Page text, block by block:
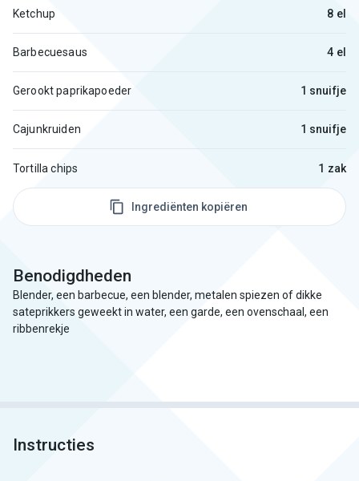
Ketchup 8 el
Barbecuesaus 4 el
Gerookt paprikapoeder 1 snuifje
Cajunkruiden 1 snuifje
Tortilla chips 1 zak
Ingrediënten kopiëren
Benodigdheden
Blender, een barbecue, een blender, metalen spiezen of dikke
sateprikkers geweekt in water, een garde, een ovenschaal, een
ribbenrekje
Instructies